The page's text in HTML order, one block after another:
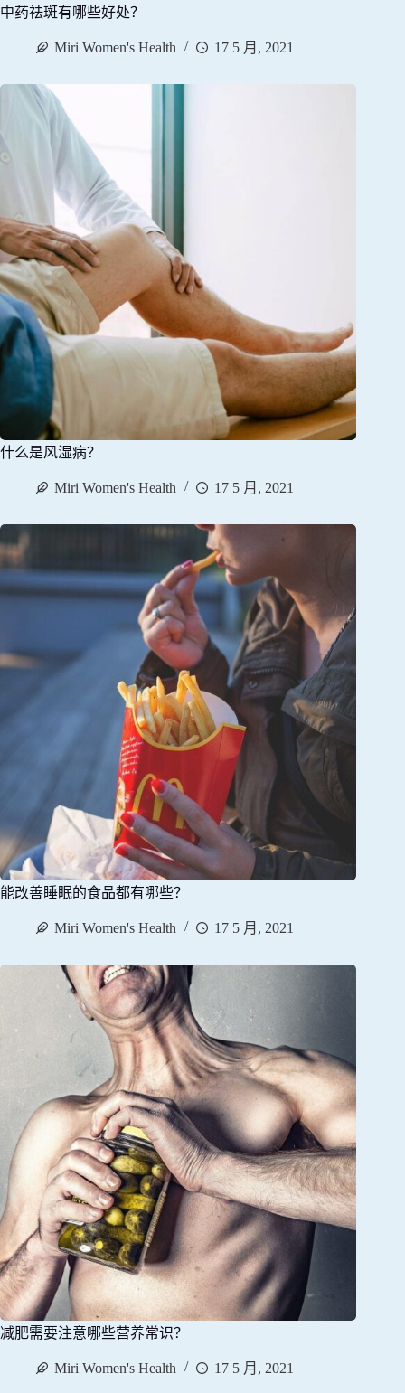
中药祛斑有哪些好处？
Miri Women's Health 17 5 月, 2021
什么是风湿病？
Miri Women's Health 17 5 月, 2021
能改善睡眠的食品都有哪些？
Miri Women's Health 17 5 月, 2021
减肥需要注意哪些营养常识？
Miri Women's Health 17 5 月, 2021